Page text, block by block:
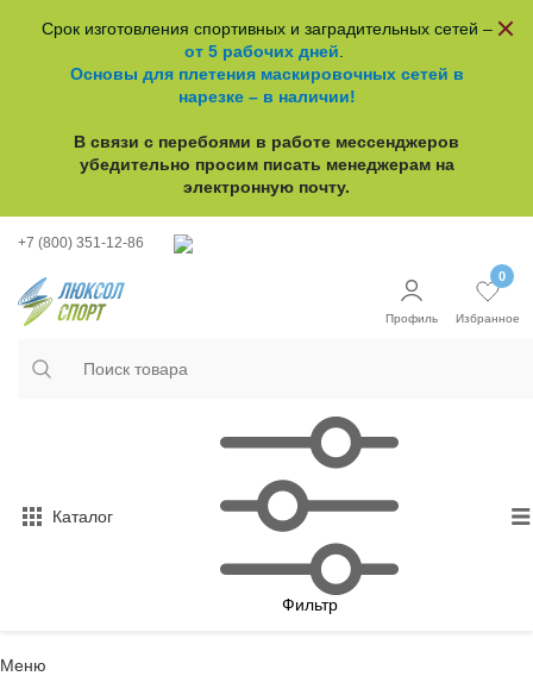
Срок изготовления спортивных и заградительных сетей –
от 5 рабочих дней
Основы для плетения маскировочных сетей в
нарезке – в наличии!
В связи с перебоями в работе мессенджеров
убедительно просим писать менеджерам на
электронную почту.
+7 (800) 351-12-86
Профиль
0
Избранное
Каталог
Фильтр
Меню